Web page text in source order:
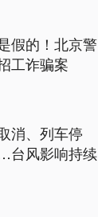
假的！北京警
工诈骗案
消、列车停
风影响持续